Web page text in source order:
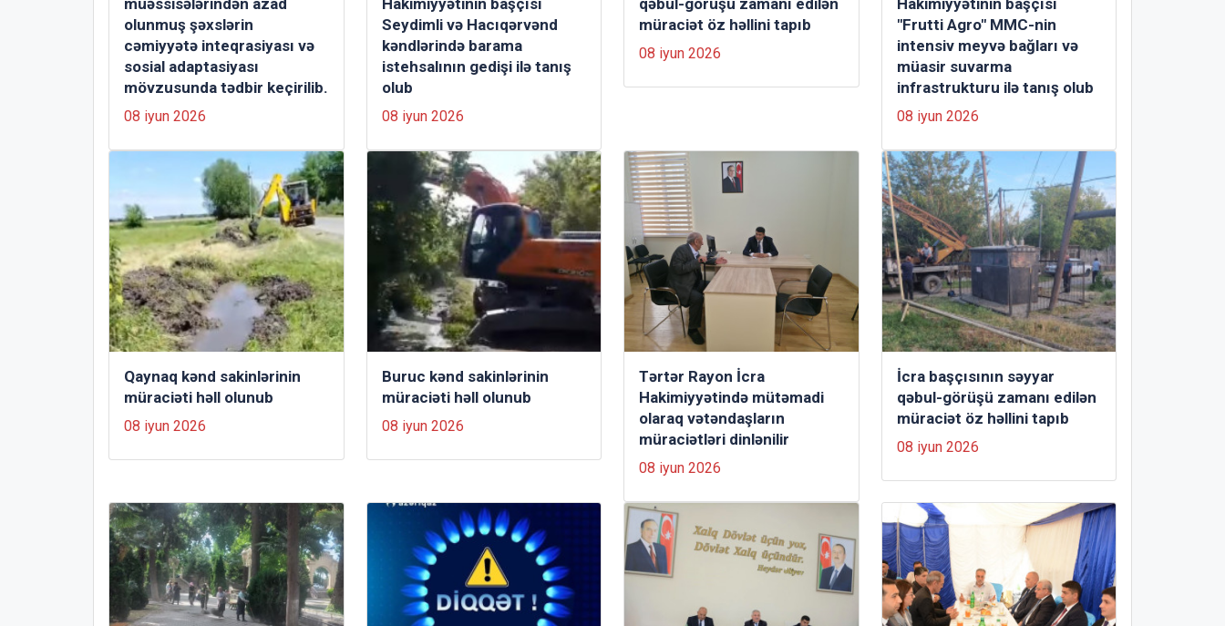
müəssisələrindən azad
olunmuş şəxslərin
cəmiyyətə inteqrasiyası və
sosial adaptasiyası
mövzusunda tədbir keçirilib.
08 iyun 2026
Hakimiyyətinin başçısı
Seydimli və Hacıqərvənd
kəndlərində barama
istehsalının gedişi ilə tanış
olub
08 iyun 2026
qəbul-görüşü zamanı edilən
müraciət öz həllini tapıb
08 iyun 2026
Hakimiyyətinin başçısı
"Frutti Agro" MMC-nin
intensiv meyvə bağları və
müasir suvarma
infrastrukturu ilə tanış olub
08 iyun 2026
Qaynaq kənd sakinlərinin
müraciəti həll olunub
08 iyun 2026
Buruc kənd sakinlərinin
müraciəti həll olunub
08 iyun 2026
Tərtər Rayon İcra
Hakimiyyətində mütəmadi
olaraq vətəndaşların
müraciətləri dinlənilir
08 iyun 2026
İcra başçısının səyyar
qəbul-görüşü zamanı edilən
müraciət öz həllini tapıb
08 iyun 2026